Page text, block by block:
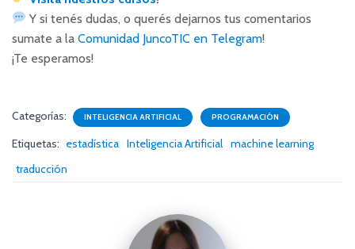
Y si tenés dudas, o querés dejarnos tus comentarios
sumate a la Comunidad JuncoTIC en Telegram!
¡Te esperamos!
Categorías: INTELIGENCIA ARTIFICIAL PROGRAMACIÓN
Etiquetas: estadística Inteligencia Artificial machine learning
traducción